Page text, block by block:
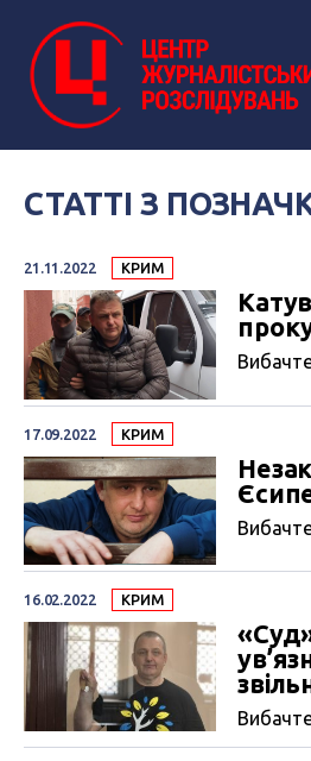
СТАТТІ З
21.11.2022 КРИМ
17.09.2022 КРИМ
16.02.2022 КРИМ